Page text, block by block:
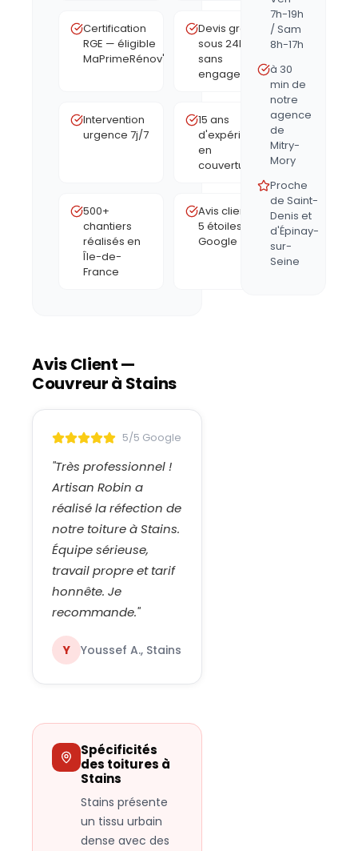
Certification
RGE — éligible
MaPrimeRénov'
Devis gratuit
sous 24h,
sans
engagement
Intervention
urgence 7j/7
15 ans
d'expérience
en
couverture
500+
chantiers
réalisés en
Île-de-
France
Avis clients
5 étoiles
Google
Avis Client —
Couvreur à Stains
5/5 Google
"Très professionnel !
Artisan Robin a
réalisé la réfection de
notre toiture à Stains.
Équipe sérieuse,
travail propre et tarif
honnête. Je
recommande."
Y Youssef A., Stains
Spécificités
des toitures à
Stains
Stains présente
un tissu urbain
dense avec des
7h-19h
/ Sam
8h-17h
à 30
min de
notre
agence
de
Mitry-
Mory
Proche
de Saint-
Denis et
d'Épinay-
sur-
Seine